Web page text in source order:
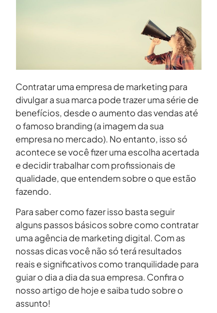
Contratar uma empresa de marketing para
divulgar a sua marca pode trazer uma série de
benefícios, desde o aumento das vendas até
o famoso branding (a imagem da sua
empresa no mercado). No entanto, isso só
acontece se você fizer uma escolha acertada
e decidir trabalhar com profissionais de
qualidade, que entendem sobre o que estão
fazendo.
Para saber como fazer isso basta seguir
alguns passos básicos sobre como contratar
uma agência de marketing digital. Com as
nossas dicas você não só terá resultados
reais e significativos como tranquilidade para
guiar o dia a dia da sua empresa. Confira o
nosso artigo de hoje e saiba tudo sobre o
assunto!